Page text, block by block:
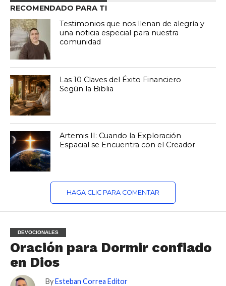
RECOMENDADO PARA TI
Testimonios que nos llenan de alegría y
una noticia especial para nuestra
comunidad
Las 10 Claves del Éxito Financiero
Según la Biblia
Artemis II: Cuando la Exploración
Espacial se Encuentra con el Creador
HAGA CLIC PARA COMENTAR
DEVOCIONALES
Oración para Dormir confiado
en Dios
By Esteban Correa Editor